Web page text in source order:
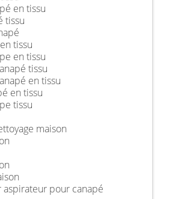
en tissu
tissu
tissu
en tissu
tissu
en tissu
en tissu
tissu
maison
pour canapé